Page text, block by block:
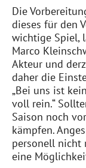
Die
dieses für den
wichtige Spiel,
Marco
Akteur und
daher die
„Bei uns ist
voll rein.“
Saison noch
kämpfen.
personell nicht
eine